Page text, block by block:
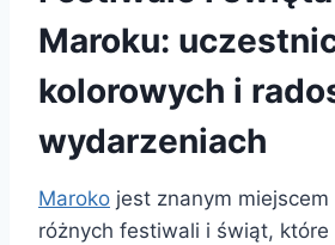
Maroku:
kolorowych i
wydarzeniach
Maroko jest znanym
różnych festiwali i świąt, które